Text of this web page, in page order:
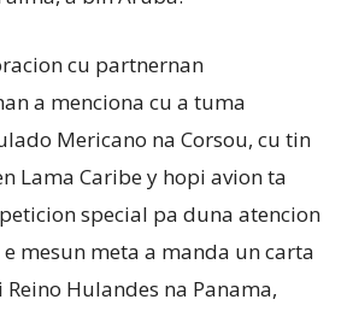
cu partnernan
a menciona cu a tuma
Mericano na Corsou, cu tin
Lama Caribe y hopi avion ta
special pa duna atencion
e mesun meta a manda un carta
Hulandes na Panama,